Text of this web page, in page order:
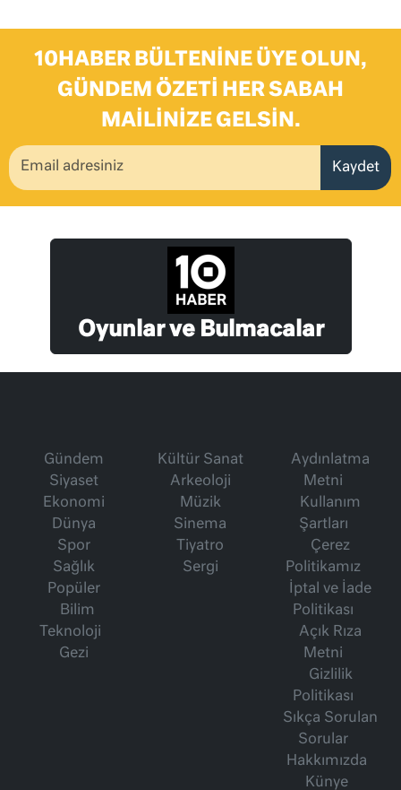
10HABER BÜLTENINE ÜYE OLUN,
GÜNDEM ÖZETI HER SABAH
MAILINIZE GELSIN.
Kaydet
Oyunlar ve Bulmacalar
Gündem
Siyaset
Ekonomi
Dünya
Spor
Sağlık
Popüler
Bilim
Teknoloji
Gezi
Kültür Sanat
Arkeoloji
Müzik
Sinema
Tiyatro
Sergi
Aydınlatma
Metni
Kullanım
Şartları
Çerez
Politikamız
İptal ve İade
Politikası
Açık Rıza
Metni
Gizlilik
Politikası
Sıkça Sorulan
Sorular
Hakkımızda
Künye